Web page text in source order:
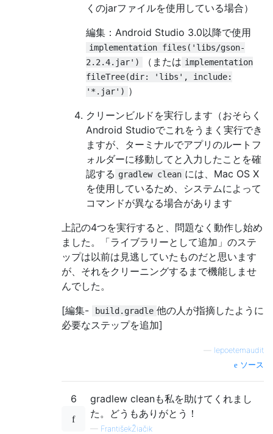
くのjarファイルを使用している場合）
編集：Android Studio 3.0以降で使用
implementation files('libs/gson-
2.2.4.jar')
（または implementation
fileTree(dir: 'libs', include:
'*.jar') ）
クリーンビルドを実行します（おそらく
Android Studioでこれをうまく実行でき
ますが、ターミナルでアプリのルートフ
ォルダーに移動してと入力したことを確
認する gradlew clean には、Mac OS X
を使用しているため、システムによって
コマンドが異なる場合があります
上記の4つを実行すると、問題なく動作し始め
ました。「ライブラリーとして追加」のステ
ップは以前は見逃していたものだと思います
が、それをクリーニングするまで機能しませ
んでした。
[編集-
build.gradle 他の人が指摘したように
必要なステップを追加]
lepoetemaudit
ソース
6
gradlew cleanも私を助けてくれまし
た。どうもありがとう！
— FrantišekŽiačik